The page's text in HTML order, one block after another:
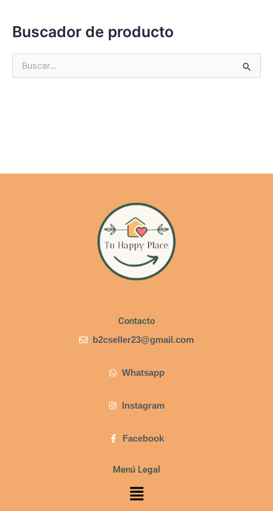
Buscador de producto
u
:
Contacto
b2cseller23@gmail.com
Whatsapp
Instagram
Facebook
Menú Legal
Menú